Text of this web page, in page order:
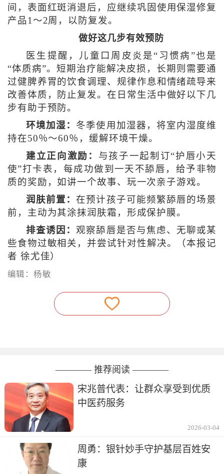
间，表面红斑消退后，应继续巩固使用保湿修复
产品1～2周，以防复发。
做好这几步有效预防
医生提醒，儿童口周皮炎是“习惯病”也是
“体质病”。短期治疗能解决皮损，长期则需要通
过健脾养胃的饮食调理、规律作息和情绪疏导来
改善体质，防止复发。在日常生活中做好以下几
步有助于预防。
环境加湿： 冬季使用加湿器，将室内湿度维
持在50％～60％，缓解环境干燥。
建立正向激励： 与孩子一起制订“护唇小天
使”打卡表，每成功做到一天不舔唇，给予非物
质的奖励，如讲一个故事、玩一次亲子游戏。
润肤前置：在预计孩子可能频繁舔唇的场景
前，主动为其涂抹润肤霜，形成保护膜。
排查诱因：观察舔唇是否与焦虑、无聊或某
些食物过敏相关，并尝试针对性解决。（本报记
者 徐尤佳）
编辑：杨敏
———— 推荐阅读 ————
宋兆普代表：让群众享受到优质
中医药服务
2026-03-04
周勇：银针妙手守护基层百姓安
康